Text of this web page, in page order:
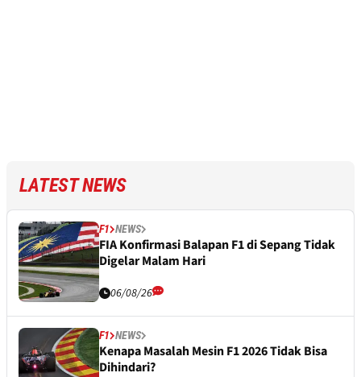
LATEST NEWS
F1 NEWS
FIA Konfirmasi Balapan F1 di Sepang Tidak
Digelar Malam Hari
06/08/26
F1 NEWS
Kenapa Masalah Mesin F1 2026 Tidak Bisa
Dihindari?